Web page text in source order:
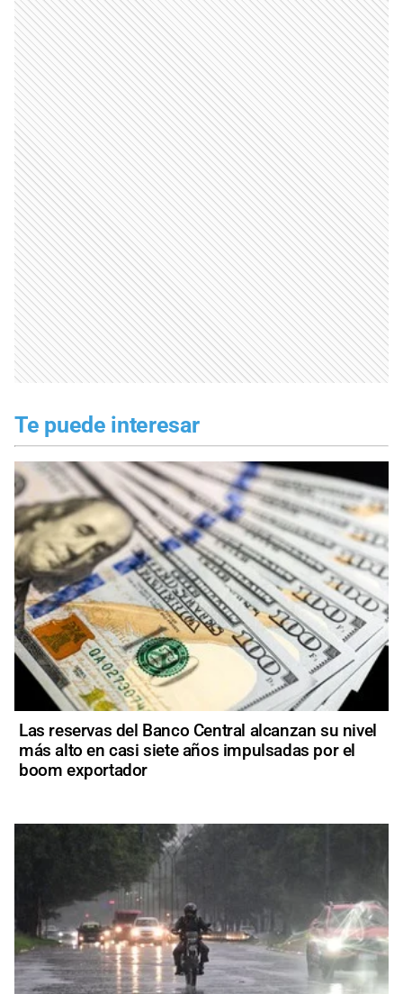
Te puede interesar
Las reservas del Banco Central alcanzan su nivel
más alto en casi siete años impulsadas por el
boom exportador